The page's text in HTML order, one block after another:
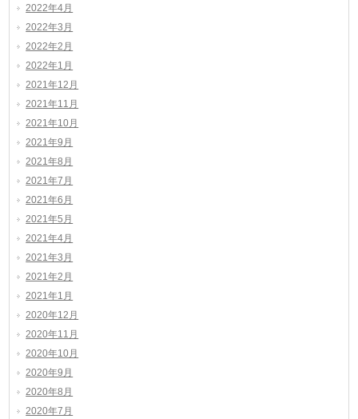
2022年4月
2022年3月
2022年2月
2022年1月
2021年12月
2021年11月
2021年10月
2021年9月
2021年8月
2021年7月
2021年6月
2021年5月
2021年4月
2021年3月
2021年2月
2021年1月
2020年12月
2020年11月
2020年10月
2020年9月
2020年8月
2020年7月